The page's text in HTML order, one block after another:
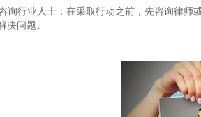
询行业人士：在采取行动之前，先咨询律师
决问题。